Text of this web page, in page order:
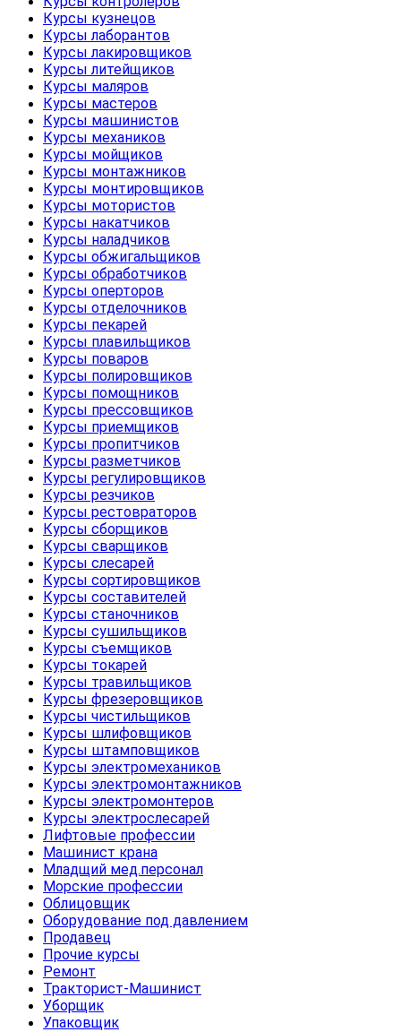
Курсы кузнецов
Курсы лаборантов
Курсы лакировщиков
Курсы литейщиков
Курсы маляров
Курсы мастеров
Курсы машинистов
Курсы механиков
Курсы мойщиков
Курсы монтажников
Курсы монтировщиков
Курсы мотористов
Курсы накатчиков
Курсы наладчиков
Курсы обжигальщиков
Курсы обработчиков
Курсы оперторов
Курсы отделочников
Курсы пекарей
Курсы плавильщиков
Курсы поваров
Курсы полировщиков
Курсы помощников
Курсы прессовщиков
Курсы приемщиков
Курсы пропитчиков
Курсы разметчиков
Курсы регулировщиков
Курсы резчиков
Курсы рестовраторов
Курсы сборщиков
Курсы сварщиков
Курсы слесарей
Курсы сортировщиков
Курсы составителей
Курсы станочников
Курсы сушильщиков
Курсы съемщиков
Курсы токарей
Курсы травильщиков
Курсы фрезеровщиков
Курсы чистильщиков
Курсы шлифовщиков
Курсы штамповщиков
Курсы электромехаников
Курсы электромонтажников
Курсы электромонтеров
Курсы электрослесарей
Лифтовые профессии
Машинист крана
Младщий мед.персонал
Морские профессии
Облицовщик
Оборудование под давлением
Продавец
Прочие курсы
Ремонт
Тракторист-Машинист
Уборщик
Упаковщик